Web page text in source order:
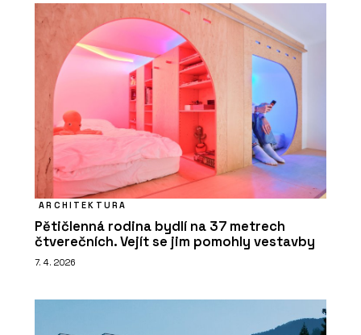
ARCHITEKTURA
Pětičlenná rodina bydlí na 37 metrech
čtverečních. Vejít se jim pomohly vestavby
7. 4. 2026